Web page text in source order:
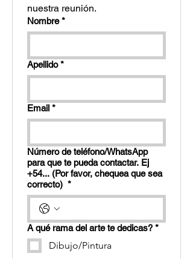
nuestra reunión.
Nombre *
Apellido *
Email *
Número de teléfono/WhatsApp
para que te pueda contactar. Ej
+54... (Por favor, chequea que sea
correcto) *
A qué rama del arte te dedicas? *
Dibujo/Pintura